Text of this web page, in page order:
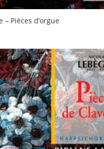
– Pièces d’orgue